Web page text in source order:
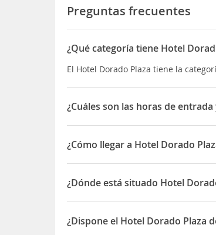
Preguntas frecuentes
¿Qué categoría tiene Hotel
El Hotel Dorado Plaza tiene la
¿Cuáles son las horas de
La entrada a Hotel Dorado Plaza es
¿Cómo llegar a Hotel Dorado
Estarás en Cartagena, cerca de la
de Barajas
. Asimismo, estarás cerca
¿Dónde está situado Hotel
El Hotel Dorado Plaza está situado
¿Dispone el Hotel Dorado Plaza